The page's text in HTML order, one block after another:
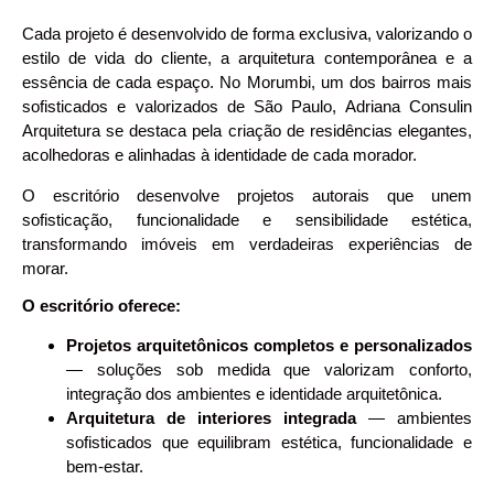
Cada projeto é desenvolvido de forma exclusiva, valorizando o
estilo de vida do cliente, a arquitetura contemporânea e a
essência de cada espaço. No Morumbi, um dos bairros mais
sofisticados e valorizados de São Paulo, Adriana Consulin
Arquitetura se destaca pela criação de residências elegantes,
acolhedoras e alinhadas à identidade de cada morador.
O escritório desenvolve projetos autorais que unem
sofisticação, funcionalidade e sensibilidade estética,
transformando imóveis em verdadeiras experiências de
morar.
O escritório oferece:
Projetos arquitetônicos completos e personalizados
— soluções sob medida que valorizam conforto,
integração dos ambientes e identidade arquitetônica.
Arquitetura de interiores integrada— ambientes
sofisticados que equilibram estética, funcionalidade e
bem-estar.